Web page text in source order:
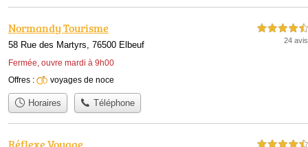
Normandy Tourisme
58 Rue des Martyrs, 76500 Elbeuf
Fermée, ouvre mardi à 9h00
4,5 étoiles sur 5
24 avis
Offres : voyages de noce
Horaires Téléphone
4,5 étoiles sur 5